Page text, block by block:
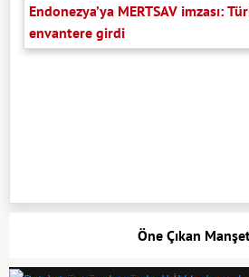
Endonezya’ya MERTSAV imzası:
envantere girdi
Öne Çıkan